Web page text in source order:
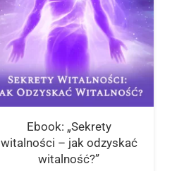
Ebook: „Sekrety
witalności – jak odzyskać
witalność?”